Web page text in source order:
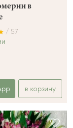
в
/ 57
в корзину